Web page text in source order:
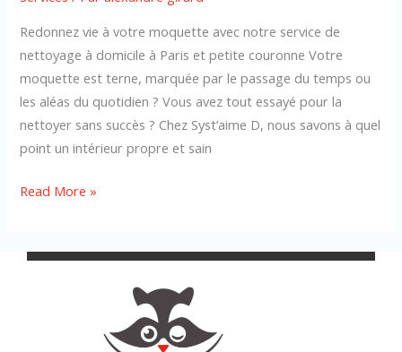
Redonnez vie à votre moquette avec notre service de
nettoyage à domicile à Paris et petite couronne Votre
moquette est terne, marquée par le passage du temps ou
les aléas du quotidien ? Vous avez tout essayé pour la
nettoyer sans succès ? Chez Syst’aime D, nous savons à quel
point un intérieur propre et sain
Read More »